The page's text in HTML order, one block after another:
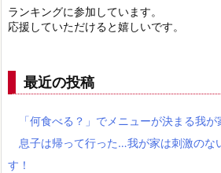
ランキングに参加しています。
応援していただけると嬉しいです。
最近の投稿
「何食べる？」でメニューが決まる我が
息子は帰って行った…我が家は刺激のな
す！